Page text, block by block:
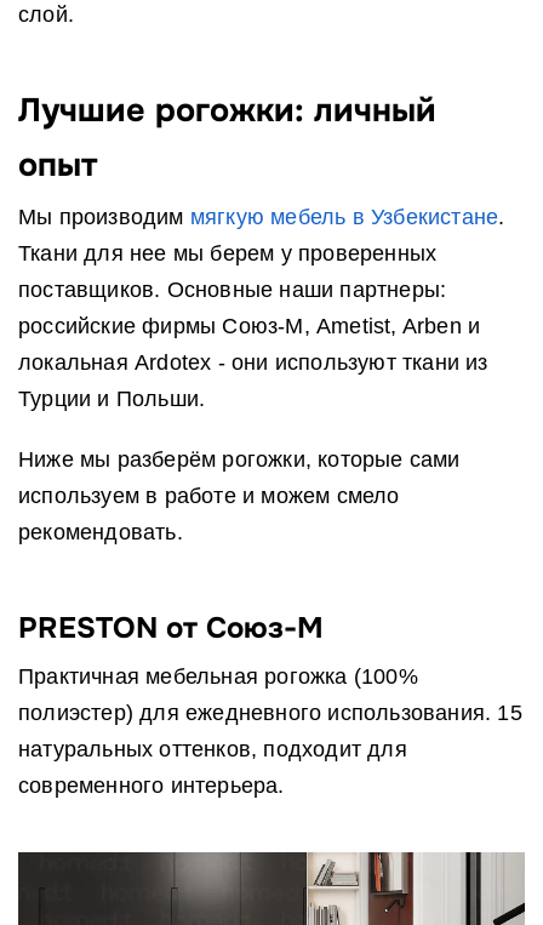
слой.
Лучшие рогожки: личный
опыт
Мы производим мягкую мебель в Узбекистане.
Ткани для нее мы берем у проверенных
поставщиков. Основные наши партнеры:
российские фирмы Союз-М, Ametist, Arben и
локальная Ardotex - они используют ткани из
Турции и Польши.
Ниже мы разберём рогожки, которые сами
используем в работе и можем смело
рекомендовать.
PRESTON от Союз-М
Практичная мебельная рогожка (100%
полиэстер) для ежедневного использования. 15
натуральных оттенков, подходит для
современного интерьера.